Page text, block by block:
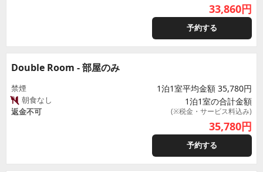
33,860円
予約する
Double Room - 部屋のみ
禁煙
朝食なし
返金不可
1泊1室平均金額 35,780円
1泊1室の合計金額
(※税金・サービス料込み)
35,780円
予約する